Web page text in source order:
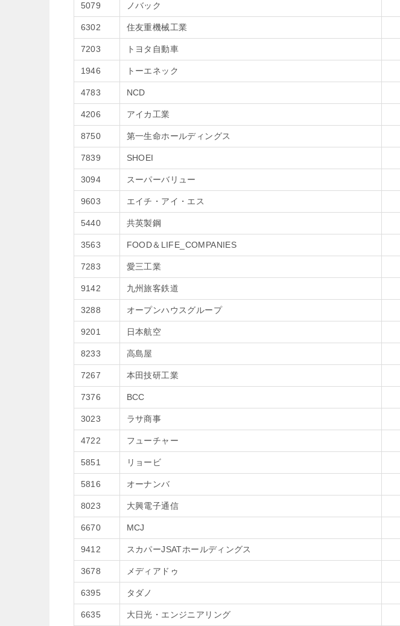
5079 ノバック
6302 住友重機械工業
7203 トヨタ自動車
1946 トーエネック
4783 NCD
4206 アイカ工業
8750 第一生命ホールディングス
7839 SHOEI
3094 スーパーバリュー
9603 エイチ・アイ・エス
5440 共英製鋼
3563 FOOD＆LIFE_COMPANIES
7283 愛三工業
9142 九州旅客鉄道
3288 オープンハウスグループ
9201 日本航空
8233 高島屋
7267 本田技研工業
7376 BCC
3023 ラサ商事
4722 フューチャー
5851 リョービ
5816 オーナンバ
8023 大興電子通信
6670 MCJ
9412 スカパーJSATホールディングス
3678 メディアドゥ
6395 タダノ
6635 大日光・エンジニアリング